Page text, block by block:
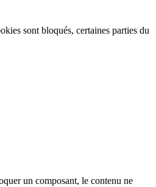
sont bloqués, certaines parties du
un composant, le contenu ne